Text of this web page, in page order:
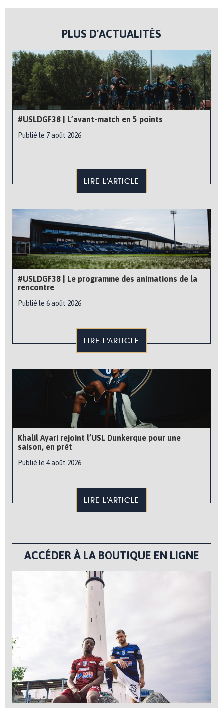
PLUS D'ACTUALITÉS
#USLDGF38 | L’avant-match en 5 points
Publié le 7 août 2026
LIRE L'ARTICLE
#USLDGF38 | Le programme des animations de la
rencontre
Publié le 6 août 2026
LIRE L'ARTICLE
Khalil Ayari rejoint l’USL Dunkerque pour une
saison, en prêt
Publié le 4 août 2026
LIRE L'ARTICLE
ACCÉDER À LA BOUTIQUE EN LIGNE